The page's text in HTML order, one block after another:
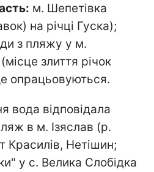
м. Шепетівка
на річці Гуска);
з пляжу у м.
злиття річок
опрацьовуються.
вода відповідала
в м. Ізяслав (р.
Красилів, Нетішин;
у с. Велика Слобідка